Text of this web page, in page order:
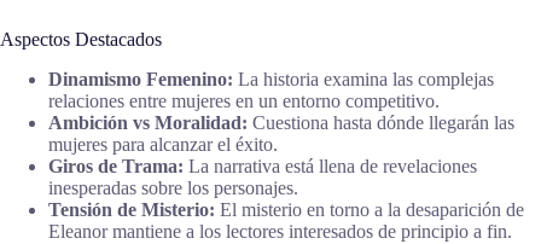
Aspectos Destacados
Dinamismo Femenino: La historia examina las complejas
relaciones entre mujeres en un entorno competitivo.
Ambición vs Moralidad: Cuestiona hasta dónde llegarán las
mujeres para alcanzar el éxito.
Giros de Trama: La narrativa está llena de revelaciones
inesperadas sobre los personajes.
Tensión de Misterio: El misterio en torno a la desaparición de
Eleanor mantiene a los lectores interesados de principio a fin.